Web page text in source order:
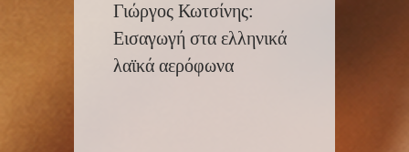
Γιώργος Κωτσίνης:
Εισαγωγή στα ελληνικά
λαϊκά αερόφωνα